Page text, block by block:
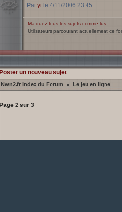
Par yi le 4/11/2006 23:45
Marquez tous les sujets comme lus
Utilisateurs parcourant actuellement ce
Poster un nouveau sujet
Nwn2.fr Index du Forum » Le jeu en ligne
Page 2sur 3